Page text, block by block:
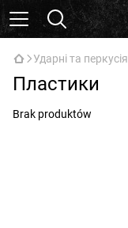
Ударні та перкусія
Пластики
Brak produktów